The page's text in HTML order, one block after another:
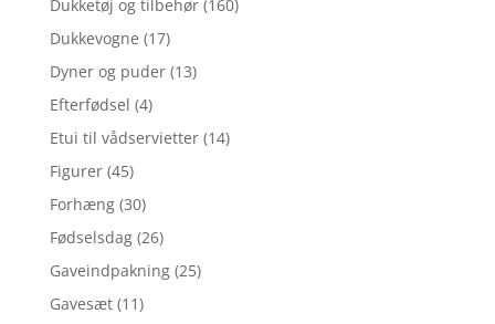
Dukketøj og tilbehør (160)
Dukkevogne (17)
Dyner og puder (13)
Efterfødsel (4)
Etui til vådservietter (14)
Figurer (45)
Forhæng (30)
Fødselsdag (26)
Gaveindpakning (25)
Gavesæt (11)